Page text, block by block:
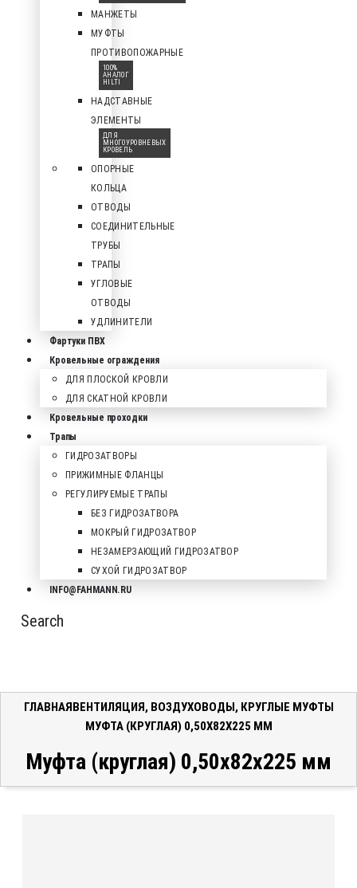
МАНЖЕТЫ
МУФТЫ
ПРОТИВОПОЖАРНЫЕ
100%
АНАЛОГ
HILTI
НАДСТАВНЫЕ
ЭЛЕМЕНТЫ
ДЛЯ
МНОГОУРОВНЕВЫХ
КРОВЕЛЬ
ОПОРНЫЕ
КОЛЬЦА
ОТВОДЫ
СОЕДИНИТЕЛЬНЫЕ
ТРУБЫ
ТРАПЫ
УГЛОВЫЕ
ОТВОДЫ
УДЛИНИТЕЛИ
Фартуки ПВХ
Кровельные ограждения
ДЛЯ ПЛОСКОЙ КРОВЛИ
ДЛЯ СКАТНОЙ КРОВЛИ
Кровельные проходки
Трапы
ГИДРОЗАТВОРЫ
ПРИЖИМНЫЕ ФЛАНЦЫ
РЕГУЛИРУЕМЫЕ ТРАПЫ
БЕЗ ГИДРОЗАТВОРА
МОКРЫЙ ГИДРОЗАТВОР
НЕЗАМЕРЗАЮЩИЙ ГИДРОЗАТВОР
СУХОЙ ГИДРОЗАТВОР
INFO@FAHMANN.RU
Search
ГЛАВНАЯВЕНТИЛЯЦИЯ, ВОЗДУХОВОДЫ, КРУГЛЫЕ МУФТЫ
МУФТА (КРУГЛАЯ) 0,50X82X225 ММ
Муфта (круглая) 0,50x82x225 мм